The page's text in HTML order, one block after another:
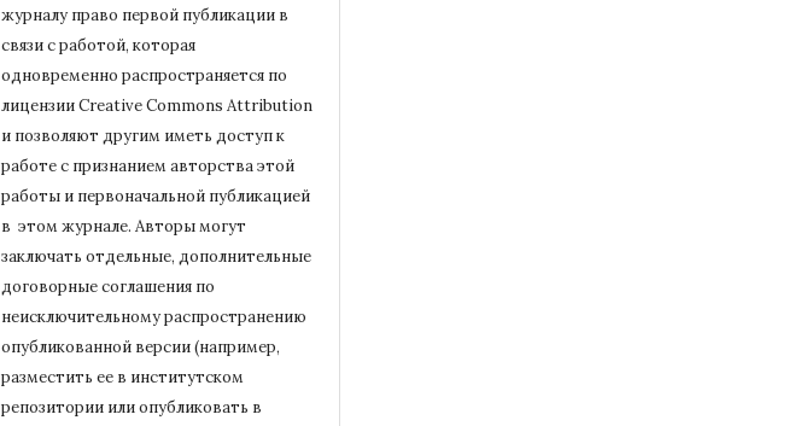
журналу право первой публикации в
связи с работой, которая
одновременно распространяется по
лицензии Creative Commons Attribution
и позволяют другим иметь доступ к
работе с признанием авторства этой
работы и первоначальной публикацией
в этом журнале. Авторы могут
заключать отдельные, дополнительные
договорные соглашения по
неисключительному распространению
опубликованной версии (например,
разместить ее в институтском
репозитории или опубликовать в